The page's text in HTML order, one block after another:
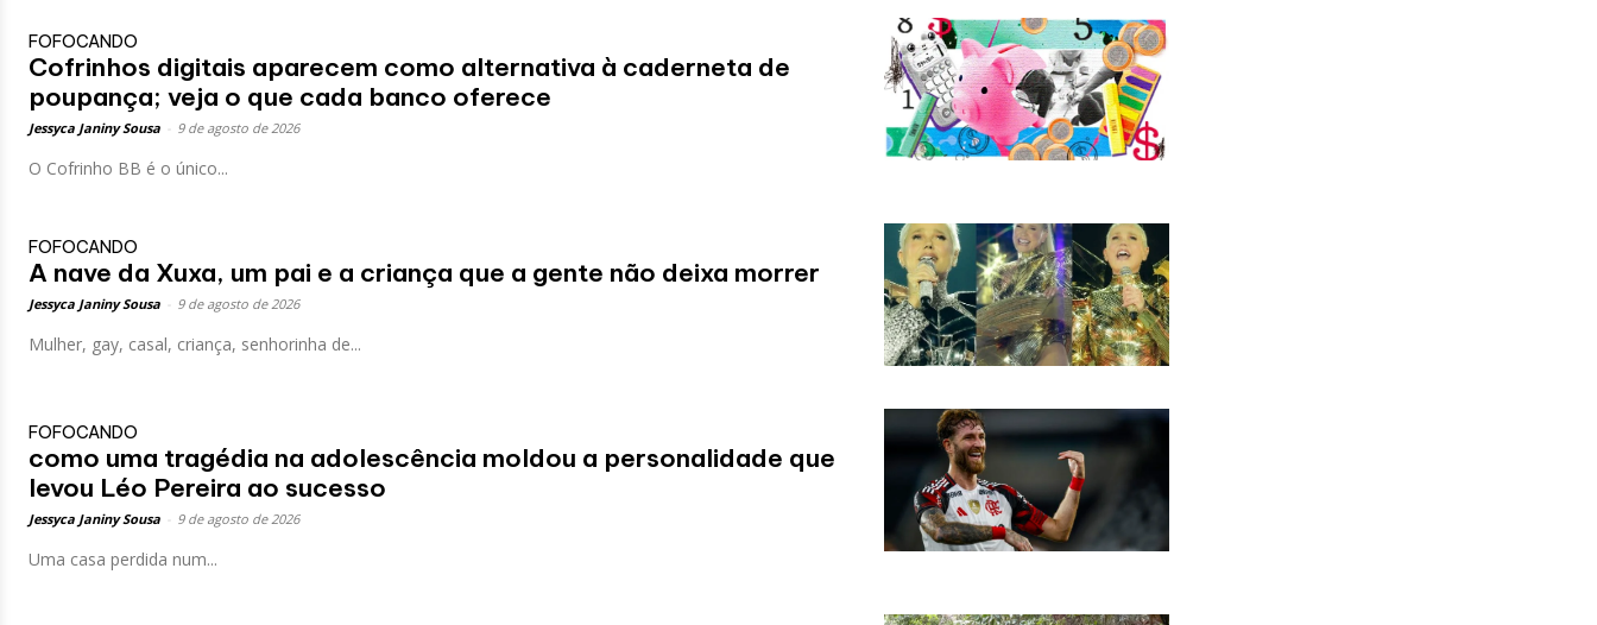
FOFOCANDO
Cofrinhos digitais aparecem como alternativa à caderneta de
poupança; veja o que cada banco oferece
Jessyca Janiny Sousa 9 de agosto de 2026
O Cofrinho BB é o único...
FOFOCANDO
A nave da Xuxa, um pai e a criança que a gente não deixa morrer
Jessyca Janiny Sousa 9 de agosto de 2026
Mulher, gay, casal, criança, senhorinha de...
FOFOCANDO
como uma tragédia na adolescência moldou a personalidade que
levou Léo Pereira ao sucesso
Jessyca Janiny Sousa 9 de agosto de 2026
Uma casa perdida num...